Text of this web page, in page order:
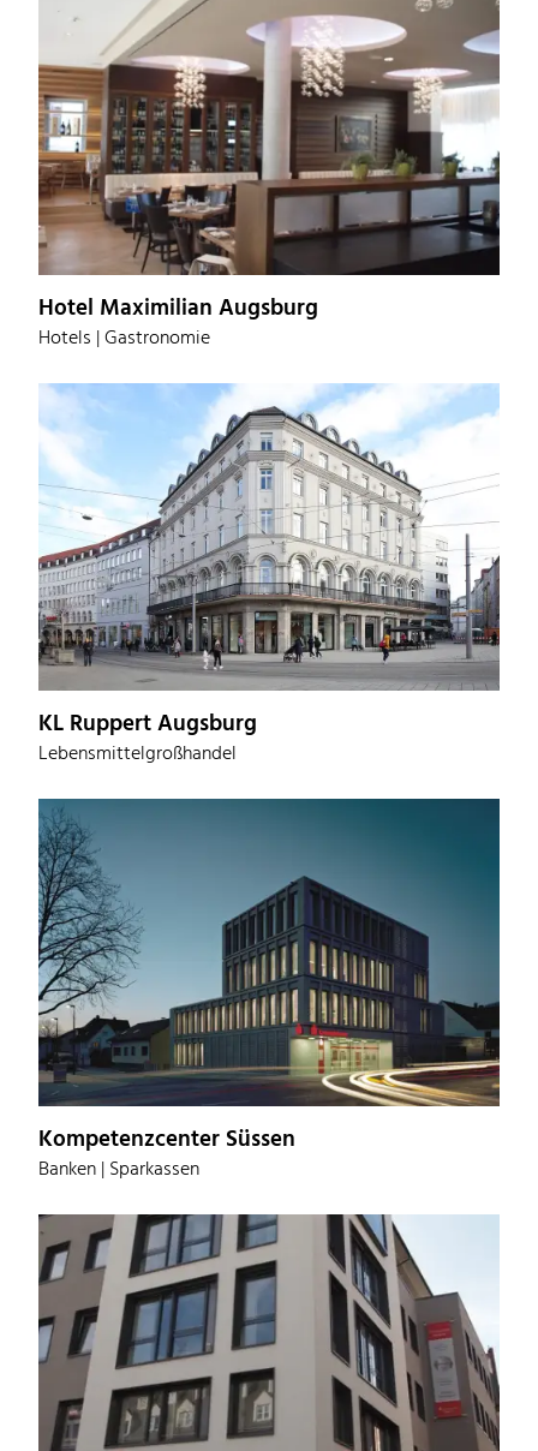
Hotel Maximilian Augsburg
Hotels | Gastronomie
KL Ruppert Augsburg
Lebensmittelgroßhandel
Kompetenzcenter Süssen
Banken | Sparkassen